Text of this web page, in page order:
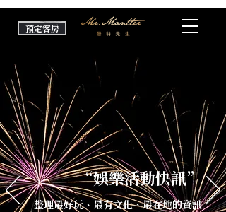
預定客房
“娛樂活動快訊”
整理最好玩、最有文化、最在地的資訊